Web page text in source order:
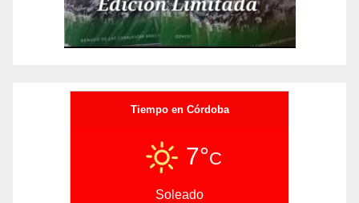
Tiempo en Córdoba
7°C
Soleado